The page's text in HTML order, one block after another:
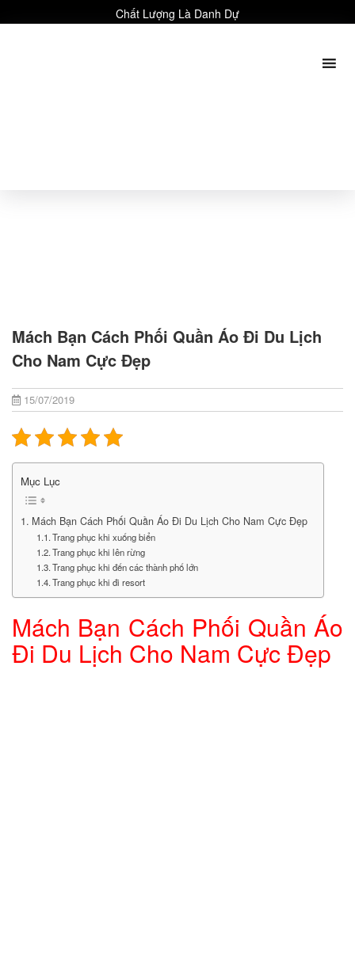
Chất Lượng Là Danh Dự
Mách Bạn Cách Phối Quần Áo Đi Du Lịch
Cho Nam Cực Đẹp
15/07/2019
Mục Lục
Mách Bạn Cách Phối Quần Áo Đi Du Lịch Cho Nam Cực Đẹp
Trang phục khi xuống biển
Trang phục khi lên rừng
Trang phục khi đến các thành phố lớn
Trang phục khi đi resort
Mách Bạn Cách Phối Quần Áo
Đi Du Lịch Cho Nam Cực Đẹp